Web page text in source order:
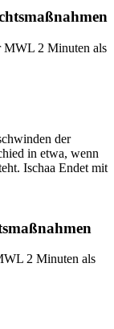
MWL 2 Minuten als
der
in etwa, wenn
Ischaa Endet mit
2 Minuten als